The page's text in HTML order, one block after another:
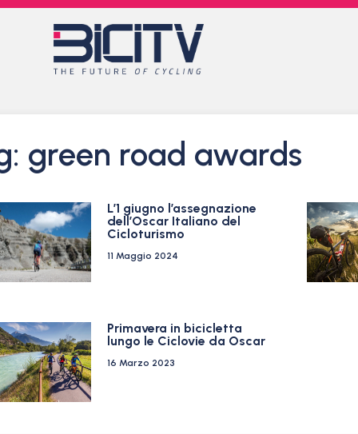
green road awards
L’1 giugno l’assegnazione
dell’Oscar Italiano del
Cicloturismo
11 Maggio 2024
Primavera in bicicletta
lungo le Ciclovie da Oscar
16 Marzo 2023